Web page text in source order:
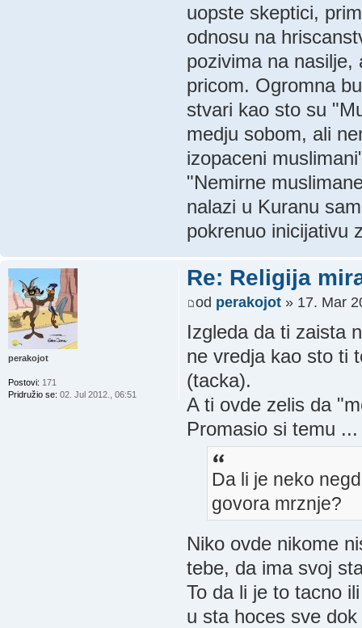
uopste skeptici,
odnosu na
pozivima na
pricom. Ogromna
stvari kao sto su
medju sobom, ali
izopaceni
"Nemirne
nalazi u Kuranu
pokrenuo inicijativu
Re: Religija
od perakojot» 17. Mar
Izgleda da ti zaista
ne vredja kao sto ti
(tacka).
A ti ovde zelis da
Promasio si temu ...
Da li je neko
govora mrznje?
Niko ovde nikome
tebe, da ima svoj
To da li je to tacno
u sta hoces sve
perakojot
Postovi: 171
Pridružio se: 02. Jul 2012., 06:51